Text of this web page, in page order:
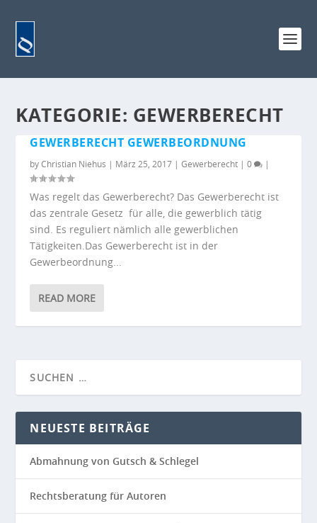
KATEGORIE: GEWERBERECHT
GEWERBERECHT GEWERBEORDNUNG
byChristian Niehus | März 25, 2017 |Gewerberecht |0 |
Was regelt das Gewerberecht? Das Gewerberecht ist
das zentrale Gesetz für alle, die gewerblich tätig
sind. Es reguliert nämlich alle gewerblichen
Tätigkeiten.Das Gewerberecht ist in der
Gewerbeordnung...
READ MORE
NEUESTE BEITRÄGE
Abmahnung von Gutsch & Schlegel
Rechtsberatung für Autoren